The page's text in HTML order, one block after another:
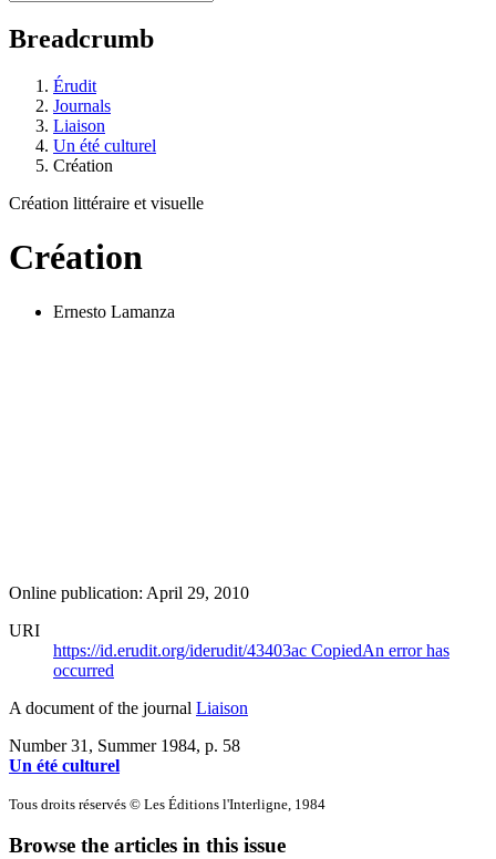
Breadcrumb
Érudit
Journals
Liaison
Un été culturel
Création
Création littéraire et visuelle
Création
Ernesto Lamanza
Online publication: April 29, 2010
URI
https://id.erudit.org/iderudit/43403ac CopiedAn error has
occurred
A document of the journal Liaison
Number 31, Summer 1984, p. 58
Un été culturel
Tous droits réservés © Les Éditions l'Interligne, 1984
Browse the articles in this issue